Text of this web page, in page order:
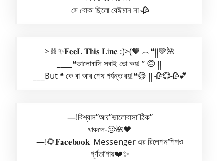
সে বোকা ছিলো বেঈমান না 🥀
>🐰✨𝐅𝐞𝐞𝐋 𝐓𝐡𝐢𝐬 𝐋𝐢𝐧𝐞 :)>(🧡 ‎‎‎‎‎‎‎‎‎‎‎‎‎‎‎‎‎‎‎‎‎‎‎‎‎‎‎‎‎‎‎‎‎‎‎‎‎‎‎‎‎‎‎‎‎‎‎‎‎‎‎‎‎‎‎‎‎‎‎‎‎‎‎‎‎‎‎‎‎‎‎‎‎‎‎‎‎‎‎‎‎‎‎‎‎‎‎‎‎‎‎‎‎‎‎‎‎‎‎‎‎‎‎‎‎‎‎‎‎‎‎‎‎‎‎︵❝།།💚🌺
____❝ভালোবাসি সবাই তো কয়! ” 🙃 །།
___But ❝ কে বা আর শেষ পর্যন্ত রয়!❝😅 །། 🥀💞🥀💕
—!বিশ্বাস”আর”ভালোবাসা”ঠিক”
থাকলে-🙂🌺🖤
—!🌻𝐅𝐚𝐜𝐞𝐛𝐨𝐨𝐤 Messenger এর রিলেশন’শিপও
পূর্ণতা’পায়❤️✨